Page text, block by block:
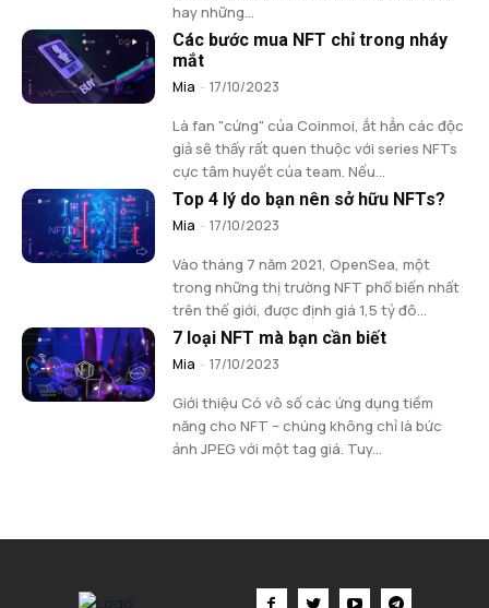
hay những...
Các bước mua NFT chỉ trong nháy
mắt
Mia - 17/10/2023
Là fan "cứng" của Coinmoi, ắt hẳn các độc
giả sẽ thấy rất quen thuộc với series NFTs
cực tâm huyết của team. Nếu...
Top 4 lý do bạn nên sở hữu NFTs?
Mia - 17/10/2023
Vào tháng 7 năm 2021, OpenSea, một
trong những thị trường NFT phổ biến nhất
trên thế giới, được định giá 1,5 tỷ đô...
7 loại NFT mà bạn cần biết
Mia - 17/10/2023
Giới thiệu Có vô số các ứng dụng tiềm
năng cho NFT – chúng không chỉ là bức
ảnh JPEG với một tag giá. Tuy...